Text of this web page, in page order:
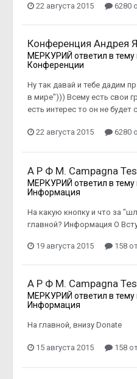
22 августа 2015 6280
Конференция Андрея
МЕРКУРИЙ ответил в
Конференции
Ну так давай и тебе дадим
в мире"))) Всему есть свои
есть интерес то он не будет
22 августа 2015 6280
А Р Ф М. Campagna
МЕРКУРИЙ ответил в
Информация
На какую кнопку и что за
главной? Информация О
19 августа 2015 158
А Р Ф М. Campagna
МЕРКУРИЙ ответил в
Информация
На главной, внизу Donate
15 августа 2015 158